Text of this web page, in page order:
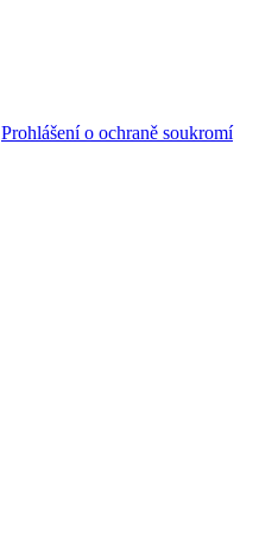
Prohlášení o ochraně soukromí